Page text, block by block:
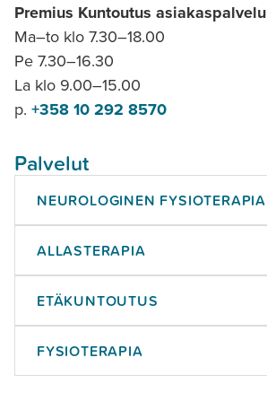
Premius Kuntoutus asiakaspalvelu
Ma–to klo 7.30–18.00
Pe 7.30–16.30
La klo 9.00–15.00
p. +358 10 292 8570
Palvelut
NEUROLOGINEN FYSIOTERAPIA
ALLASTERAPIA
ETÄKUNTOUTUS
FYSIOTERAPIA